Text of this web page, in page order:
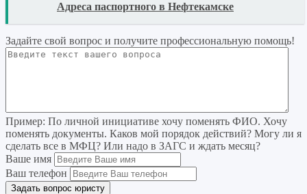
Адреса паспортного в Нефтекамске
Задайте свой вопрос и получите профессиональную помощь!
Пример: По личной инициативе хочу поменять ФИО. Хочу
поменять документы. Каков мой порядок действий? Могу ли я
сделать все в МФЦ? Или надо в ЗАГС и ждать месяц?
Ваше имя
Ваш телефон